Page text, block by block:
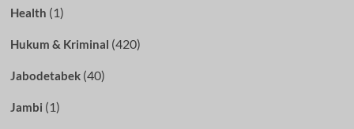
Health (1)
Hukum & Kriminal (420)
Jabodetabek(40)
Jambi (1)